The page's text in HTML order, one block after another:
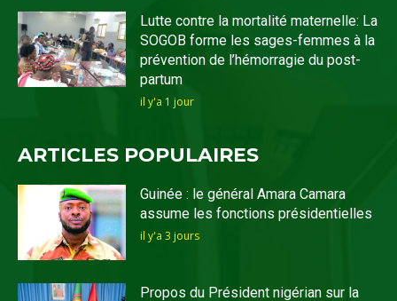
Lutte contre la mortalité maternelle: La
SOGOB forme les sages-femmes à la
prévention de l’hémorragie du post-
partum
il y'a 1 jour
ARTICLES POPULAIRES
Guinée : le général Amara Camara
assume les fonctions présidentielles
il y'a 3 jours
Propos du Président nigérian sur la